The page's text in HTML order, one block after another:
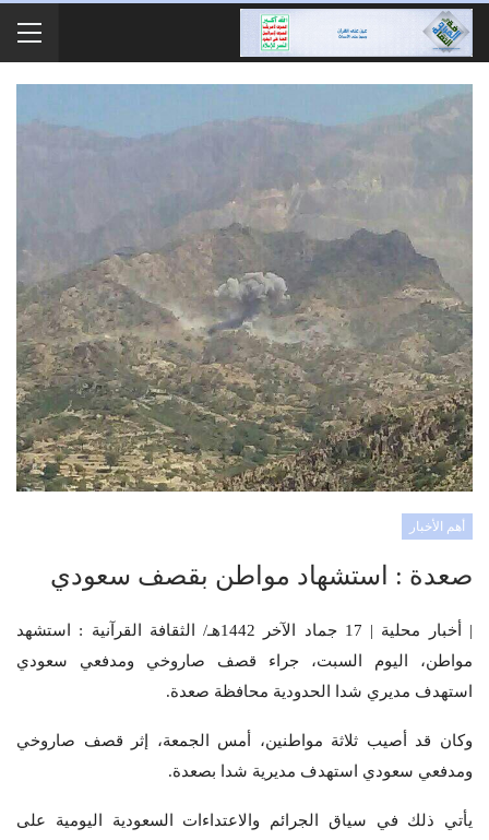
أهم الأخبار
صعدة : استشهاد مواطن بقصف سعودي
| أخبار محلية | 17 جماد الآخر 1442هـ/ الثقافة القرآنية : استشهد
مواطن، اليوم السبت، جراء قصف صاروخي ومدفعي سعودي
استهدف مديري شدا الحدودية محافظة صعدة.
وكان قد أصيب ثلاثة مواطنين، أمس الجمعة، إثر قصف صاروخي
ومدفعي سعودي استهدف مديرية شدا بصعدة.
يأتي ذلك في سياق الجرائم والاعتداءات السعودية اليومية على